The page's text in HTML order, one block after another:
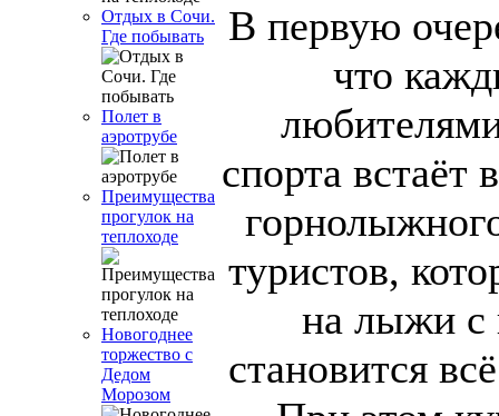
Отдых в Сочи.
Где побывать
Полет в
аэротрубе
Преимущества
прогулок на
теплоходе
Новогоднее
торжество с
Дедом
Морозом
В первую
что
спорта встаёт
туристов,
на лыжи с
становится